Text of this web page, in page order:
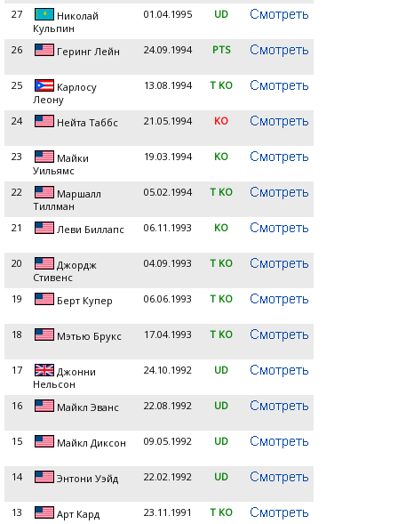
27
Николай
Кульпин
01.04.1995 UD
26 Геринг Лейн 24.09.1994 PTS
25
Карлосу
Леону
13.08.1994 T KO
24 Нейта Таббс 21.05.1994 KO
23
Майки
Уильямс
19.03.1994 KO
22
Маршалл
Тиллман
05.02.1994 T KO
21 Леви Биллапс 06.11.1993 KO
20
Джордж
Стивенс
04.09.1993 T KO
19 Берт Купер 06.06.1993 T KO
18 Мэтью Брукс 17.04.1993 T KO
17
Джонни
Нельсон
24.10.1992 UD
16 Майкл Эванс 22.08.1992 UD
15 Майкл Диксон 09.05.1992 UD
14 Энтони Уэйд 22.02.1992 UD
13 Арт Кард 23.11.1991 T KO